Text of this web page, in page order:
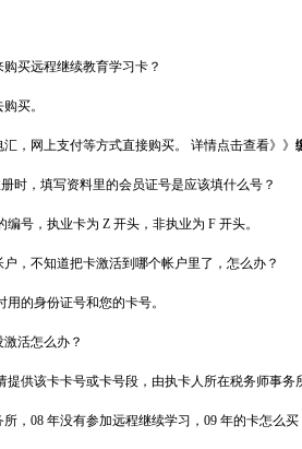
买远程继续教育学习卡？
买。
，网上支付等方式直接购买。 详情点击查看》》
时，填写资料里的会员证号是应该填什么号？
号，执业卡为 Z 开头，非执业为 F 开头。
，不知道把卡激活到哪个帐户里了，怎么办？
的身份证号和您的卡号。
活怎么办？
供该卡卡号或卡号段，由执卡人所在税务师事务
，08 年没有参加远程继续学习，09 年的卡怎么买